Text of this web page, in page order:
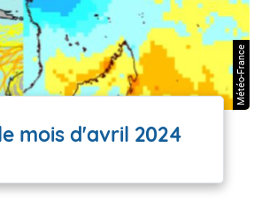
Météo-France
mois d'avril 2024
Saisonnière - Mayotte - Mai
de Mai 2026 pour le trimestre Juin-Juillet-Aout